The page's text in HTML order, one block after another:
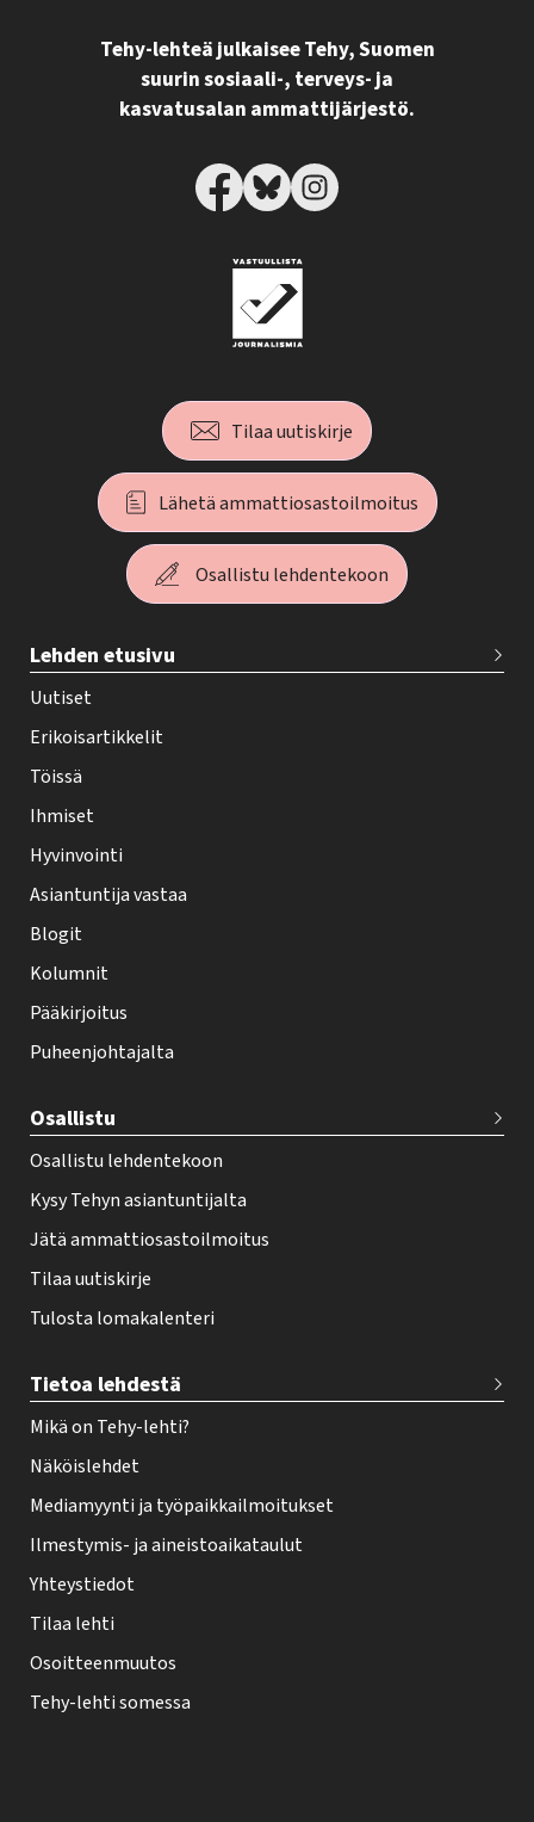
Tehy-lehteä julkaisee Tehy, Suomen
suurin sosiaali-, terveys- ja
kasvatusalan ammattijärjestö.
Tilaa uutiskirje
Lähetä ammattiosastoilmoitus
Osallistu lehdentekoon
e
h
y
-
e
h
t
i
f
o
t
r
Lehden etusivu
Uutiset
Erikoisartikkelit
Töissä
Ihmiset
Hyvinvointi
Asiantuntija vastaa
Blogit
Kolumnit
Pääkirjoitus
Puheenjohtajalta
Osallistu
Osallistu lehdentekoon
Kysy Tehyn asiantuntijalta
Jätä ammattiosastoilmoitus
Tilaa uutiskirje
Tulosta lomakalenteri
Tietoa lehdestä
Mikä on Tehy-lehti?
Näköislehdet
Mediamyynti ja työpaikkailmoitukset
Ilmestymis- ja aineistoaikataulut
Yhteystiedot
Tilaa lehti
Osoitteenmuutos
Tehy-lehti somessa